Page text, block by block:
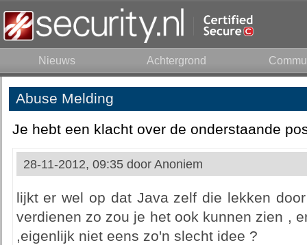
Nieuws Achtergrond
Abuse Melding
Je hebt een klacht over de onderstaande
28-11-2012, 09:35 door Anoniem
lijkt er wel op dat Java zelf die lekken
verdienen zo zou je het ook kunnen zien ,
,eigenlijk niet eens zo'n slecht idee ?